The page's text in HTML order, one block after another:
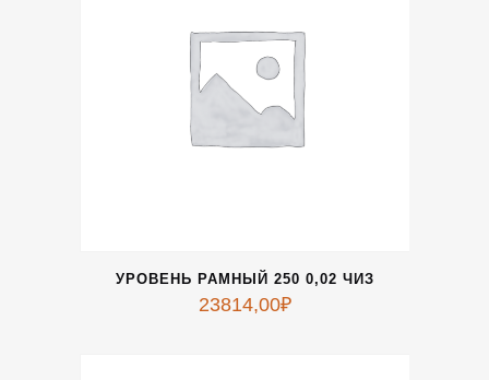
УРОВЕНЬ РАМНЫЙ 250 0,02 ЧИЗ
23814,00₽